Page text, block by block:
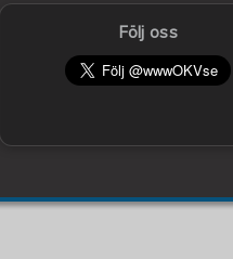
Följ oss